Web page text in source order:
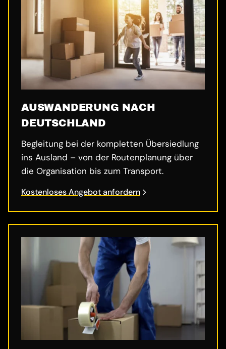
AUSWANDERUNG NACH
DEUTSCHLAND
Begleitung bei der kompletten Übersiedlung
ins Ausland – von der Routenplanung über
die Organisation bis zum Transport.
Kostenloses Angebot anfordern